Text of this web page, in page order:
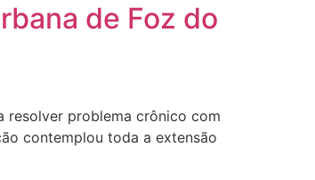
de Foz do
resolver problema crônico com
contemplou toda a extensão